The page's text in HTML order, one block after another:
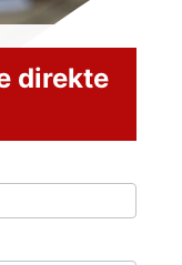
direkte